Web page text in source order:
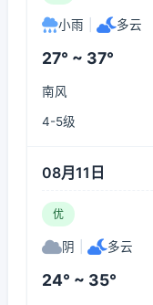
小雨 多云
27° ~ 37°
南风
4-5级
08月11日
优
阴 多云
24° ~ 35°